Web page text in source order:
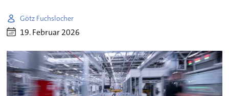
Götz Fuchslocher
19. Februar 2026